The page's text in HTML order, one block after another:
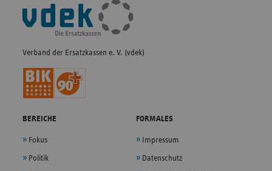
Fußleisten-
Navigation
Verband der Ersatzkassen e. V. (vdek)
BEREICHE
Fokus
Politik
FORMALES
Impressum
Datenschutz